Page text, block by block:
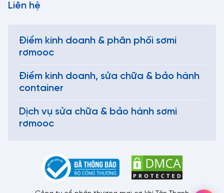
Liên hệ
Điểm kinh doanh & phân phối sơmi
rơmooc
Điểm kinh doanh, sửa chữa & bảo hành
container
Dịch vụ sửa chữa & bảo hành sơmi
rơmooc